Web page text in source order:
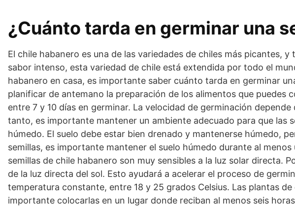
¿Cuánto tarda en germinar una
El chile habanero es una de las variedades de chiles más picantes,
sabor intenso, esta variedad de chile está extendida por todo el
habanero en casa, es importante saber cuánto tarda en germinar
planificar de antemano la preparación de los alimentos que puedes
entre 7 y 10 días en germinar. La velocidad de germinación
tanto, es importante mantener un ambiente adecuado para que las
húmedo. El suelo debe estar bien drenado y mantenerse húmedo,
semillas, es importante mantener el suelo húmedo durante al
semillas de chile habanero son muy sensibles a la luz solar directa.
de la luz directa del sol. Esto ayudará a acelerar el proceso de
temperatura constante, entre 18 y 25 grados Celsius. Las plantas
importante colocarlas en un lugar donde reciban al menos seis